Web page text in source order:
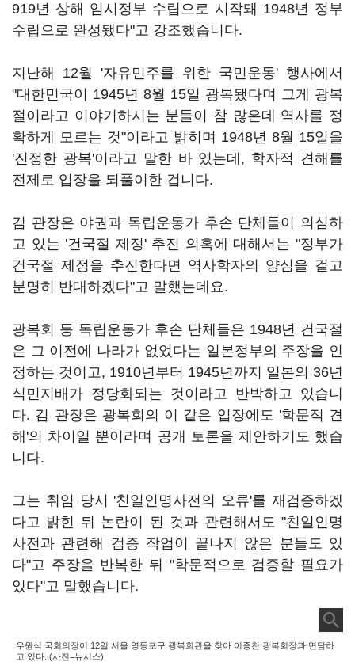
919년 상해 임시정부 수립으로 시작돼 1948년 정부
수립으로 완성됐다"고 강조했습니다.
지난해 12월 '자유민주를 위한 국민운동' 행사에서
"대한민국이 1945년 8월 15일 광복됐다며 그게 광복
절이라고 이야기하시는 분들이 참 많은데 역사를 정
확하게 모르는 것"이라고 밝히며 1948년 8월 15일을
'진정한 광복'이라고 말한 바 있는데, 학자적 견해를
전제로 입장을 되풀이한 겁니다.
김 관장은 야권과 독립운동가 후손 단체들이 의심하
고 있는 '건국절 제정' 추진 의혹에 대해서는 "정부가
건국절 제정을 추진한다면 역사학자의 양심을 걸고
분명히 반대하겠다"고 말했는데요.
광복회 등 독립운동가 후손 단체들은 1948년 건국절
은 그 이전에 나라가 없었다는 일본정부의 주장을 인
정하는 것이고, 1910년부터 1945년까지 일본의 36년
식민지배가 정당화되는 것이라고 반박하고 있습니
다. 김 관장은 광복회의 이 같은 입장에도 '학문적 견
해'의 차이일 뿐이라며 공개 토론을 제안하기도 했습
니다.
그는 취임 당시 '친일인명사전의 오류'를 재검증하겠
다고 밝힌 뒤 논란이 된 것과 관련해서도 "친일인명
사전과 관련해 검증 작업이 끝나지 않은 분들도 있
다"고 주장을 반복한 뒤 "학문적으로 검증할 필요가
있다"고 말했습니다.
우원식 국회의장이 12일 서울 영등포구 광복회관을 찾아 이종찬 광복회장과 면담하
고 있다. (사진=뉴시스)